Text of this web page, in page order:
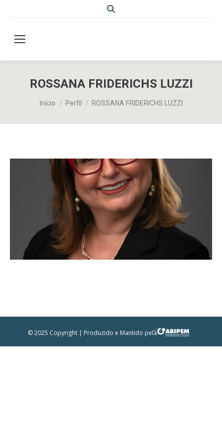
Search:
ROSSANA FRIDERICHS LUZZI
Início Perfil ROSSANA FRIDERICHS LUZZI
© 2025 Copyright | Produzido e Mantido pela